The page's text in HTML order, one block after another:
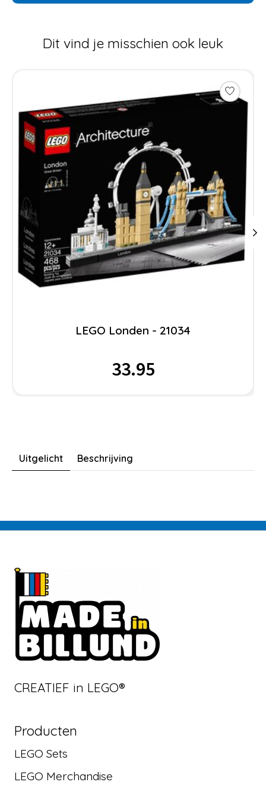
Dit vind je misschien ook leuk
LEGO Londen - 21034
33.95
Uitgelicht Beschrijving
CREATIEF in LEGO®
Producten
LEGO Sets
LEGO Merchandise